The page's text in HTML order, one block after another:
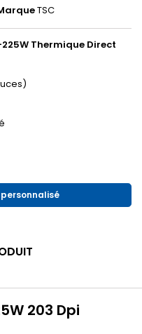
TSC
225W Thermique Direct
203 Dpi